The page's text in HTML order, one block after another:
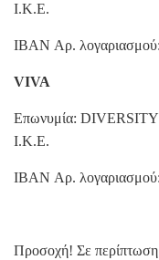
Ι.Κ.Ε.
IBAN Αρ. λογαριασμού:
VIVA
Επωνυμία:
Ι.Κ.Ε.
IBAN Αρ.
Προσοχή! Σε